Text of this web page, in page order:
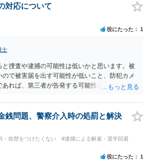
対処方法を探された方がよいと思われます。
取り調べの場合、ＩＣレコーダーを持参して取
とは必須だと考えます。
対応について
役にたった 1
士
捜査や逮捕の可能性は低いかと思います。被
で被害届を出す可能性が低いこと、防犯カメ
あれば、第三者が告発する可能性も低いこと、
写真1枚と5秒程度の動画)してしまいました。下
ではありません。」とありますが、少なくと
等撮影罪の被疑事実で逮捕勾留されるケース
なった印象です（最終的には不起訴ないし各
違反になることもあります）。2度としないこ
ご参考にしてください。
銭問題、警察介入時の処罰と解決
・前歴をつけたくない
#逮捕による解雇・退学回避
役にたった 1